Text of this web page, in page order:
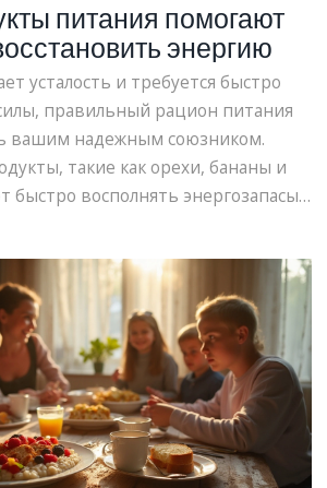
питания помогают
энергию
усталость и требуется быстро
правильный рацион питания
вашим надежным союзником.
такие как орехи, бананы и
быстро восполнять энергозапасы
способные мгновенно придать
также любопытные факты и
советы по применению этих
в повседневной жизни.